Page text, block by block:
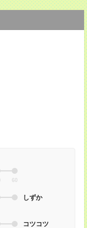
60
しずか
コツコツ